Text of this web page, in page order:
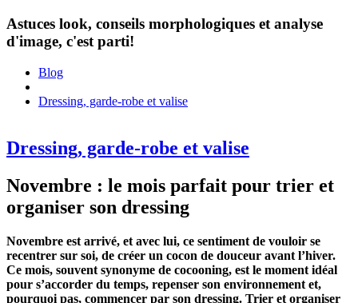
Astuces look, conseils morphologiques et analyse
d'image, c'est parti!
Blog
Dressing, garde-robe et valise
Dressing, garde-robe et valise
Novembre : le mois parfait pour trier et
organiser son dressing
Novembre est arrivé, et avec lui, ce sentiment de vouloir se
recentrer sur soi, de créer un cocon de douceur avant l’hiver.
Ce mois, souvent synonyme de cocooning, est le moment idéal
pour s’accorder du temps, repenser son environnement et,
pourquoi pas, commencer par son dressing. Trier et organiser